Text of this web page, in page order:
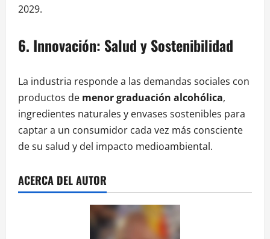
2029.
6. Innovación: Salud y Sostenibilidad
La industria responde a las demandas sociales con
productos de menor graduación alcohólica,
ingredientes naturales y envases sostenibles para
captar a un consumidor cada vez más consciente
de su salud y del impacto medioambiental.
ACERCA DEL AUTOR